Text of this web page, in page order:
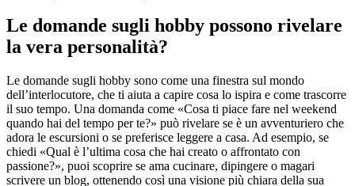
Le domande sugli hobby possono rivelare
la vera personalità?
Le domande sugli hobby sono come una finestra sul mondo
dell’interlocutore, che ti aiuta a capire cosa lo ispira e come trascorre
il suo tempo. Una domanda come «Cosa ti piace fare nel weekend
quando hai del tempo per te?» può rivelare se è un avventuriero che
adora le escursioni o se preferisce leggere a casa. Ad esempio, se
chiedi «Qual è l’ultima cosa che hai creato o affrontato con
passione?», puoi scoprire se ama cucinare, dipingere o magari
scrivere un blog, ottenendo così una visione più chiara della sua